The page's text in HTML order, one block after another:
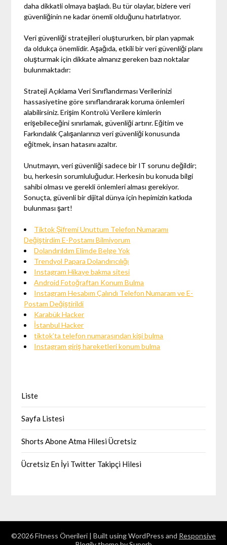
daha dikkatli olmaya başladı. Bu tür olaylar, bizlere veri
güvenliğinin ne kadar önemli olduğunu hatırlatıyor.
Veri güvenliği stratejileri oluştururken, bir plan yapmak
da oldukça önemlidir. Aşağıda, etkili bir veri güvenliği planı
oluşturmak için dikkate almanız gereken bazı noktalar
bulunmaktadır:
Strateji Açıklama Veri Sınıflandırması Verilerinizi
hassasiyetine göre sınıflandırarak koruma önlemleri
alabilirsiniz. Erişim Kontrolü Verilere kimlerin
erişebileceğini sınırlamak, güvenliği artırır. Eğitim ve
Farkındalık Çalışanlarınızı veri güvenliği konusunda
eğitmek, insan hatasını azaltır.
Unutmayın, veri güvenliği sadece bir IT sorunu değildir;
bu, herkesin sorumluluğudur. Herkesin bu konuda bilgi
sahibi olması ve gerekli önlemleri alması gerekiyor.
Sonuçta, güvenli bir dijital dünya için hepimizin katkıda
bulunması şart!
Tiktok Şifremi Unuttum Telefon Numaramı
Değiştirdim E-Postamı Bilmiyorum
Dolandırıldım Elimde Belge Yok
Trendyol Papara Dolandırıcılığı
Instagram Hikaye bakma sitesi
Android Fotoğraftan Konum Bulma
Instagram Hesabım Çalındı Telefon Numaram ve E-
Postam Değiştirildi
Karabük Hacker
İstanbul Hacker
tiktok’ta telefon numarasından kişi bulma
Instagram giriş hareketleri konum bulma
Liste
Sayfa Listesi
Shorts Abone Atma Hilesi Ücretsiz
Ücretsiz En İyi Twitter Takipçi Hilesi
©2026 Fitness Önerileri | Built using WordPress and Responsive